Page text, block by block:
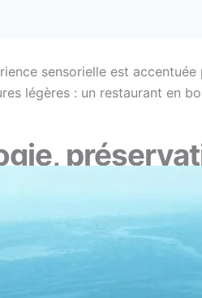
sensorielle est
légères : un restaurant en